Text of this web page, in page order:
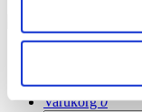
Lyssna
Varukorg0